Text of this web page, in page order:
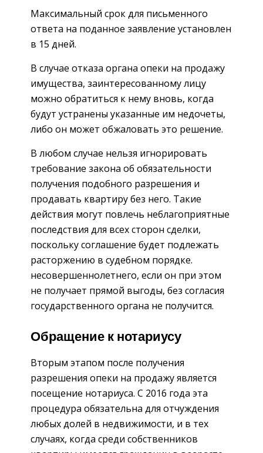
Максимальный срок для письменного
ответа на поданное заявление установлен
в 15 дней.
В случае отказа органа опеки на продажу
имущества, заинтересованному лицу
можно обратиться к нему вновь, когда
будут устранены указанные им недочеты,
либо он может обжаловать это решение.
В любом случае нельзя игнорировать
требование закона об обязательности
получения подобного разрешения и
продавать квартиру без него. Такие
действия могут повлечь неблагоприятные
последствия для всех сторон сделки,
поскольку соглашение будет подлежать
расторжению в судебном порядке.
несовершеннолетнего, если он при этом
не получает прямой выгоды, без согласия
государственного органа не получится.
Обращение к нотариусу
Вторым этапом после получения
разрешения опеки на продажу является
посещение нотариуса. С 2016 года эта
процедура обязательна для отчуждения
любых долей в недвижимости, и в тех
случаях, когда среди собственников